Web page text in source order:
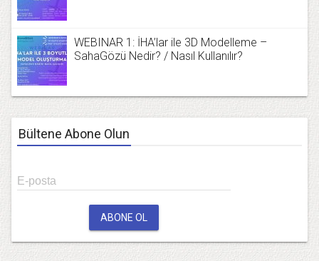
WEBINAR 1: İHA’lar ile 3D Modelleme –
SahaGözü Nedir? / Nasıl Kullanılır?
Bültene Abone Olun
E-posta
ABONE OL